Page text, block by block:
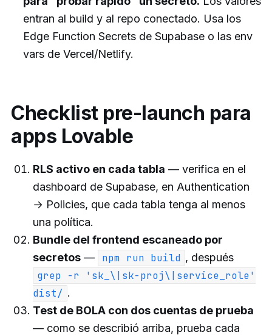
entran al build y al repo conectado. Usa los
Edge Function Secrets de Supabase o las env
vars de Vercel/Netlify.
Checklist pre-launch para
apps Lovable
RLS activo en cada tabla — verifica en el
dashboard de Supabase, en Authentication
→ Policies, que cada tabla tenga al menos
una política.
Bundle del frontend escaneado por
secretos — npm run build , después
grep -r 'sk_\|sk-proj\|service_role'
dist/ .
Test de BOLA con dos cuentas de prueba
— como se describió arriba, prueba cada